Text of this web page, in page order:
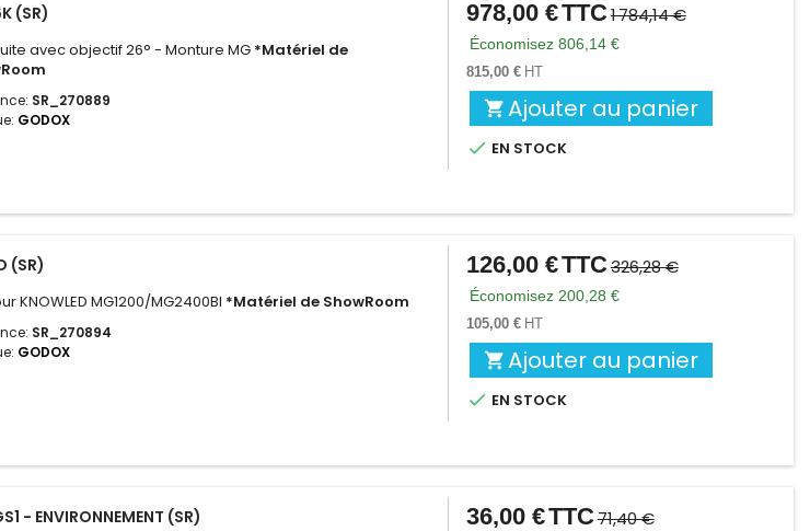
(SR)
avec objectif 26° - Monture MG *Matériel de
SR_270889
GODOX
Prix
Prix
de
base
978,00 €TTC1 784,14 €
Économisez 806,14 €
815,00 € HT
 Ajouter au panier
 EN STOCK
(SR)
KNOWLED MG1200/MG2400BI *Matériel de ShowRoom
SR_270894
GODOX
Prix
Prix
de
base
126,00 €TTC326,28 €
Économisez 200,28 €
105,00 € HT
 Ajouter au panier
 EN STOCK
- ENVIRONNEMENT (SR) Prix
Prix
36,00 €TTC71,40 €